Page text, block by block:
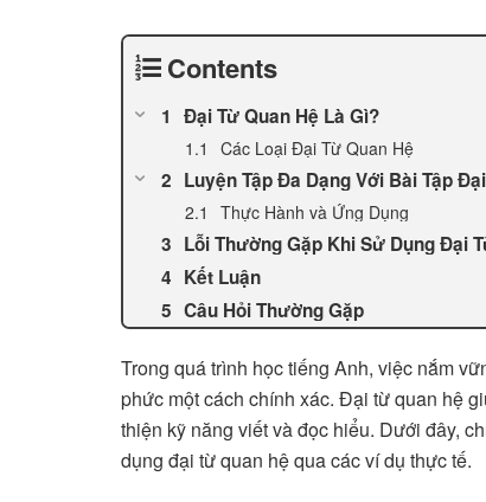
Contents
Đại Từ Quan Hệ Là Gì?
Các Loại Đại Từ Quan Hệ
Luyện Tập Đa Dạng Với Bài Tập
Thực Hành và Ứng Dụng
Lỗi Thường Gặp Khi Sử Dụng Đại
Kết Luận
Câu Hỏi Thường Gặp
Trong quá trình học tiếng Anh, việc nắm
phức một cách chính xác. Đại từ quan hệ
thiện kỹ năng viết và đọc hiểu. Dưới đây,
dụng đại từ quan hệ qua các ví dụ thực tế.